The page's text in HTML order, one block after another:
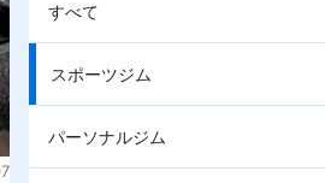
すべて
スポーツジム
パーソナルジム